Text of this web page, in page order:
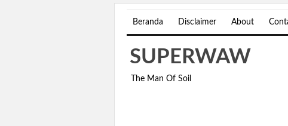
Beranda Disclaimer About
SUPERWAW
The Man Of Soil